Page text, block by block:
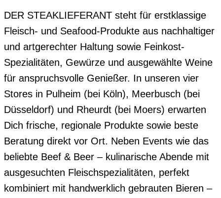
DER STEAKLIEFERANT steht für erstklassige
Fleisch- und Seafood-Produkte aus nachhaltiger
und artgerechter Haltung sowie Feinkost-
Spezialitäten, Gewürze und ausgewählte Weine
für anspruchsvolle Genießer. In unseren vier
Stores in Pulheim (bei Köln), Meerbusch (bei
Düsseldorf) und Rheurdt (bei Moers) erwarten
Dich frische, regionale Produkte sowie beste
Beratung direkt vor Ort. Neben Events wie das
beliebte Beef & Beer – kulinarische Abende mit
ausgesuchten Fleischspezialitäten, perfekt
kombiniert mit handwerklich gebrauten Bieren –